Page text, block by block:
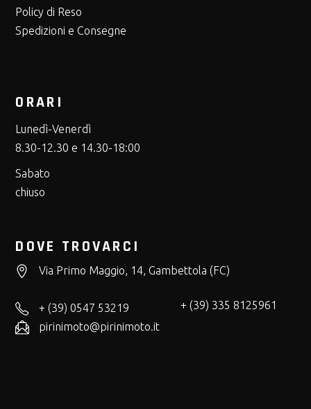
Policy di Reso
Spedizioni e Consegne
ORARI
Lunedì-Venerdì
8.30-12.30 e 14.30-18:00
Sabato
chiuso
DOVE TROVARCI
Via Primo Maggio, 14, Gambettola (FC)
+ (39) 0547 53219
+ (39) 335 8125961
pirinimoto@pirinimoto.it